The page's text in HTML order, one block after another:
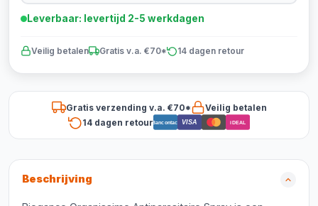
Leverbaar: levertijd 2-5 werkdagen
Veilig betalen Gratis v.a. €70* 14 dagen retour
Gratis verzending v.a. €70*
Veilig betalen
14 dagen retourBancontact VISA iDEAL
Beschrijving